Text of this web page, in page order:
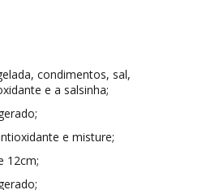
condimentos, sal,
e a salsinha;
e misture;
12cm;